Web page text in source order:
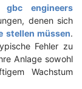
gbc engineers
denen sich
stellen müssen.
Fehler zu
Anlage sowohl
Wachstum